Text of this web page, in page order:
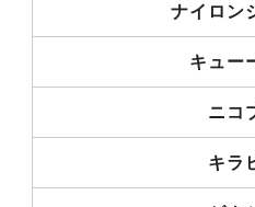
ナイロン
キュー
ニコ
キラ